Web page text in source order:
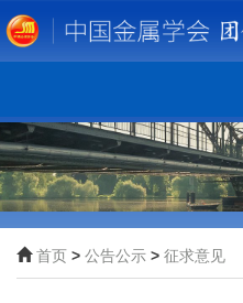
首页 > 公告公示 > 征求意见